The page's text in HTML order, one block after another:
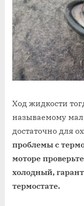
Ход жидкости
называемому
достаточно для
проблемы с
моторе
холодный,
термостате.